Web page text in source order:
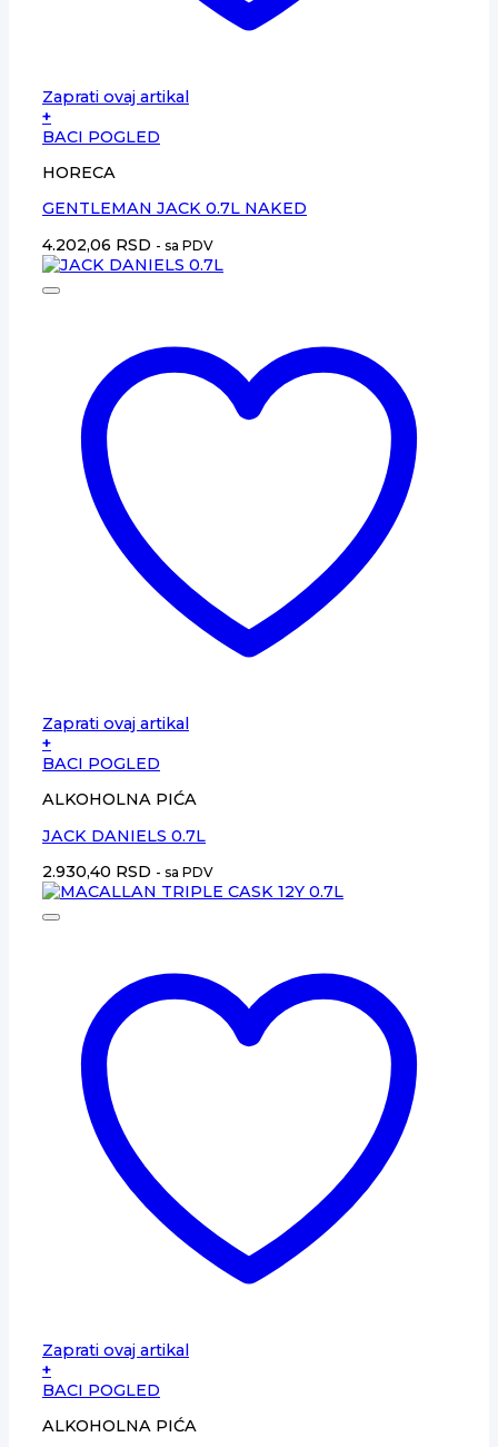
Zaprati ovaj artikal
+
BACI POGLED
HORECA
GENTLEMAN JACK 0.7L NAKED
4.202,06 RSD - sa PDV
Zaprati ovaj artikal
+
BACI POGLED
ALKOHOLNA PIĆA
JACK DANIELS 0.7L
2.930,40 RSD - sa PDV
Zaprati ovaj artikal
+
BACI POGLED
ALKOHOLNA PIĆA